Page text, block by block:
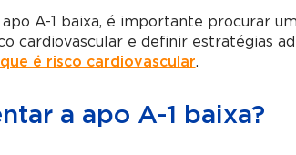
A-1 baixa, é importante procurar
cardiovascular e definir estratégias
é risco cardiovascular.
a apo A-1 baixa?